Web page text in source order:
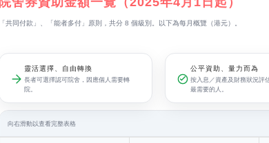
「共同付款」、「能者多付」原則，共分 8 個級別。以下為每月概覽（港元）。
靈活選擇、自由轉換
長者可選擇認可院舍，因應個人需要轉
院。
公平資助、量力而為
按入息／資產及財務狀況評
最需要的人。
向右滑動以查看完整表格